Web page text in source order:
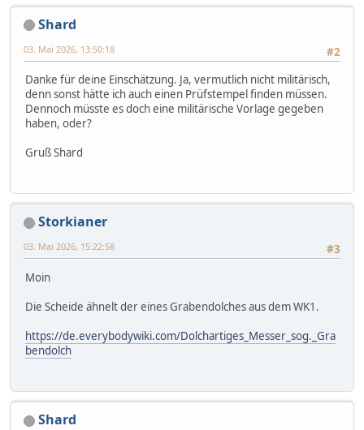
Shard
#2
03. Mai 2026, 13:50:18
Danke für deine Einschätzung. Ja, vermutlich nicht militärisch,
denn sonst hätte ich auch einen Prüfstempel finden müssen.
Dennoch müsste es doch eine militärische Vorlage gegeben
haben, oder?
Gruß Shard
Storkianer
#3
03. Mai 2026, 15:22:58
Moin
Die Scheide ähnelt der eines Grabendolches aus dem WK1.
https://de.everybodywiki.com/Dolchartiges_Messer_sog._Gra
bendolch
Shard